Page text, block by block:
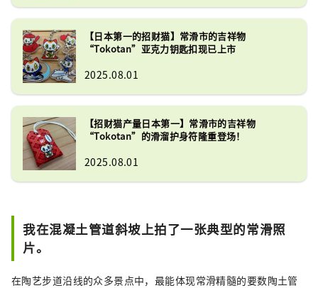
【日本第一的招财猫】常滑市的吉祥物
“Tokotan”亚克力钥匙扣现已上市
2025.08.01
【招财猫产量日本第一】常滑市的吉祥物
“Tokotan”的滑溜护身符隆重登场！
2025.08.01
我在混凝土管道斜坡上拍了一张典型的常滑照
片。
在陶艺步道沿线的众多景点中，最能体现常滑精髓的要数陶土管